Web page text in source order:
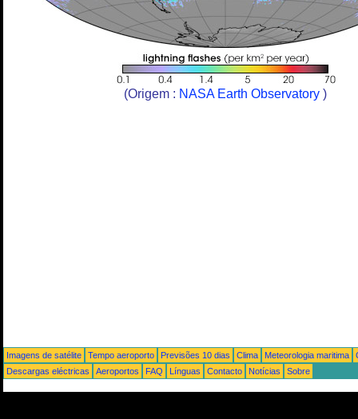
(Origem : NASA Earth Observatory )
Imagens de satélite Tempo aeroporto Previsões 10 dias Clima Meteorologia maritima
Descargas eléctricas
Aeroportos FAQ Línguas Contacto Notícias Sobre